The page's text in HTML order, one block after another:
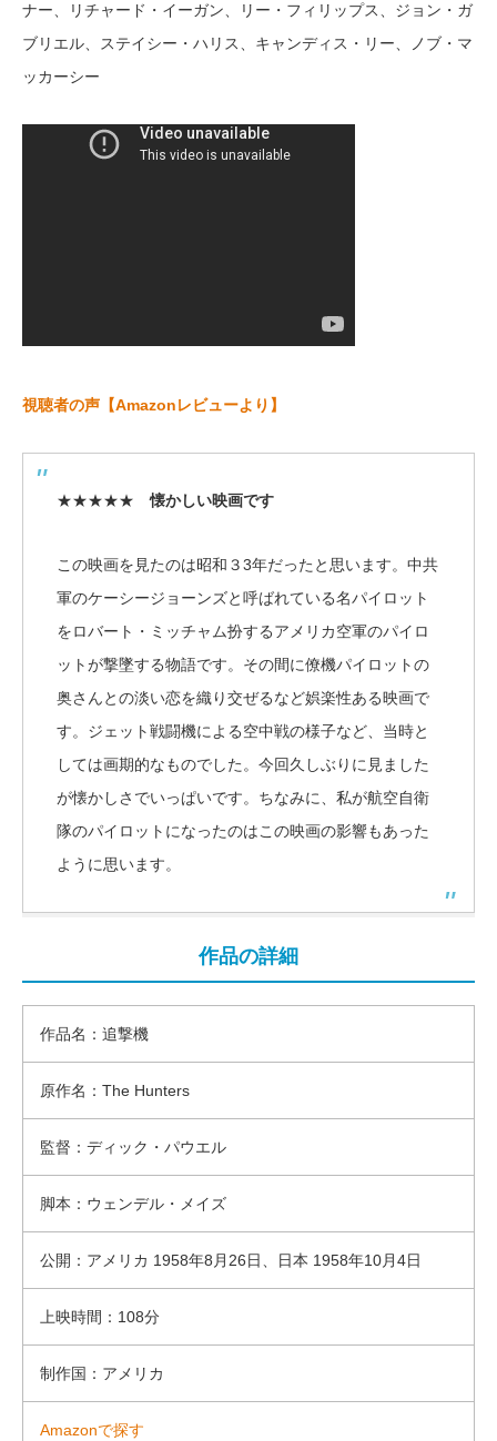
ナー、リチャード・イーガン、リー・フィリップス、ジョン・ガ
ブリエル、ステイシー・ハリス、キャンディス・リー、ノブ・マ
ッカーシー
視聴者の声【Amazonレビューより】
★★★★★懐かしい映画です
この映画を見たのは昭和３3年だったと思います。中共
軍のケーシージョーンズと呼ばれている名パイロット
をロバート・ミッチャム扮するアメリカ空軍のパイロ
ットが撃墜する物語です。その間に僚機パイロットの
奥さんとの淡い恋を織り交ぜるなど娯楽性ある映画で
す。ジェット戦闘機による空中戦の様子など、当時と
しては画期的なものでした。今回久しぶりに見ました
が懐かしさでいっぱいです。ちなみに、私が航空自衛
隊のパイロットになったのはこの映画の影響もあった
ように思います。
作品の詳細
作品名：追撃機
原作名：The Hunters
監督：ディック・パウエル
脚本：ウェンデル・メイズ
公開：アメリカ 1958年8月26日、日本 1958年10月4日
上映時間：108分
制作国：アメリカ
Amazonで探す